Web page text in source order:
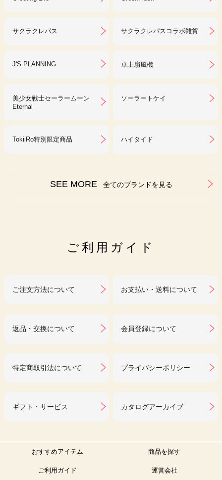
サクラクレパス サクラクレパスコラボ雑貨
J'S PLANNING 卓上扇風機
美少女戦士セーラームーン
Eternal
ソーラートケイ
TokiiRo特別限定商品 ハイタイド
SEE MORE 全てのブランドを見る
ご利用ガイド
ご注文方法について お支払い・送料について
返品・交換について 会員登録について
特定商取引法について プライバシーポリシー
ギフト・サービス カタログアーカイブ
おすすめアイテム 商品を探す
ご利用ガイド 運営会社